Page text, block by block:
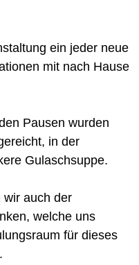
ein jeder neue
mit nach Hause
Pausen wurden
in der
Gulaschsuppe.
wir auch der
welche uns
für dieses